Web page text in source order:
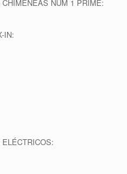
NUM 1 PRIME:
IN: